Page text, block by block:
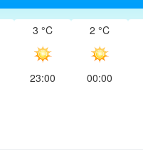
3 °C
23:00
2 °C
00:00